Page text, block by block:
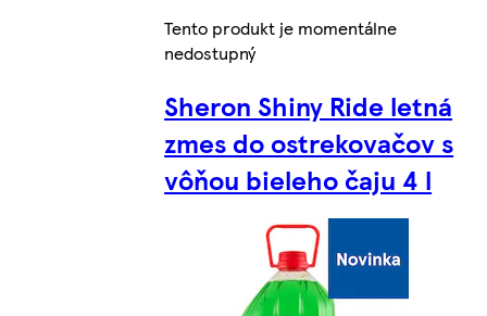
Tento produkt je momentálne
nedostupný
Sheron Shiny Ride letná
zmes do ostrekovačov s
vôňou bieleho čaju 4 l